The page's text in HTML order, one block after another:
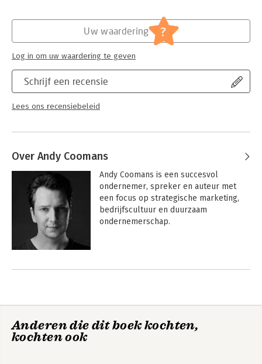
Algemeen management
Schrijf een recensie
Lees ons recensiebeleid
Uw waardering ?
Log in om uw waardering te geven
Over Andy Coomans
Andy Coomans is een succesvol
ondernemer, spreker en auteur met
een focus op strategische marketing,
bedrijfscultuur en duurzaam
ondernemerschap.
Fotografie: Robin Waslander
Anderen die dit boek kochten,
kochten ook